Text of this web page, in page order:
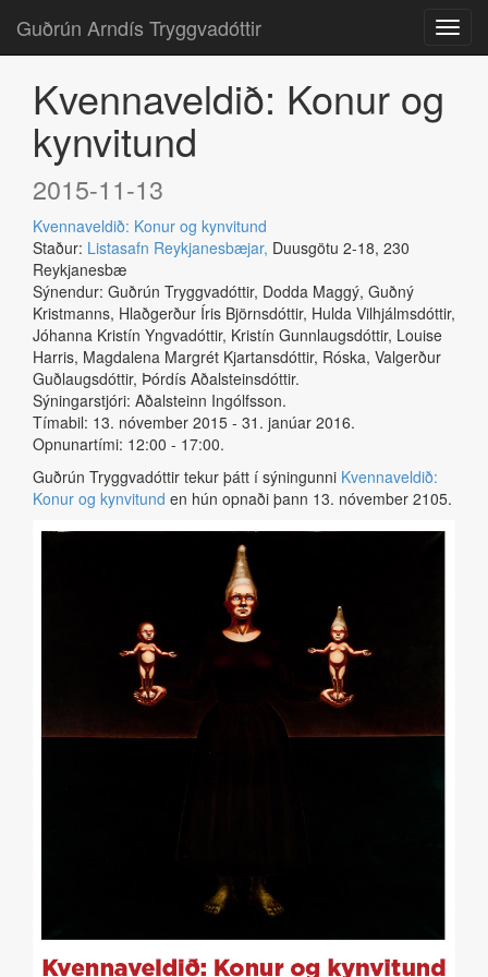
Guðrún Arndís Tryggvadóttir
Kvennaveldið: Konur og
kynvitund
2015-11-13
Kvennaveldið: Konur og kynvitund
Staður: Listasafn Reykjanesbæjar, Duusgötu 2-18, 230
Reykjanesbæ
Sýnendur: Guðrún Tryggvadóttir, Dodda Maggý, Guðný
Kristmanns, Hlaðgerður Íris Björnsdóttir, Hulda Vilhjálmsdóttir,
Jóhanna Kristín Yngvadóttir, Kristín Gunnlaugsdóttir, Louise
Harris, Magdalena Margrét Kjartansdóttir, Róska, Valgerður
Guðlaugsdóttir, Þórdís Aðalsteinsdóttir.
Sýningarstjóri: Aðalsteinn Ingólfsson.
Tímabil: 13. nóvember 2015 - 31. janúar 2016.
Opnunartími: 12:00 - 17:00.
Guðrún Tryggvadóttir tekur þátt í sýningunni Kvennaveldið:
Konur og kynvitund en hún opnaði þann 13. nóvember 2105.